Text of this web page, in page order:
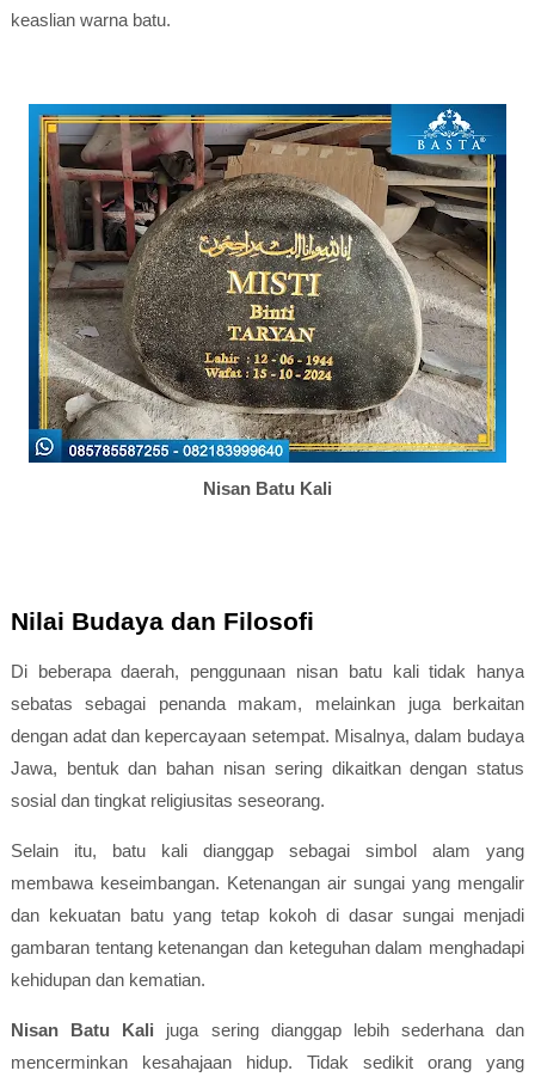
keaslian warna batu.
Nisan Batu Kali
Nilai Budaya dan Filosofi
Di beberapa daerah, penggunaan nisan batu kali tidak hanya
sebatas sebagai penanda makam, melainkan juga berkaitan
dengan adat dan kepercayaan setempat. Misalnya, dalam budaya
Jawa, bentuk dan bahan nisan sering dikaitkan dengan status
sosial dan tingkat religiusitas seseorang.
Selain itu, batu kali dianggap sebagai simbol alam yang
membawa keseimbangan. Ketenangan air sungai yang mengalir
dan kekuatan batu yang tetap kokoh di dasar sungai menjadi
gambaran tentang ketenangan dan keteguhan dalam menghadapi
kehidupan dan kematian.
Nisan Batu Kali juga sering dianggap lebih sederhana dan
mencerminkan kesahajaan hidup. Tidak sedikit orang yang